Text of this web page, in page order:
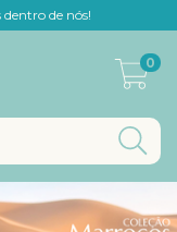
dentro de nós!
0